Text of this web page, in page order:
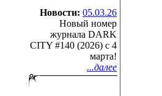
Новости: 05.03.26
Новый номер
журнала DARK
CITY #140 (2026) c 4
марта!
...далее